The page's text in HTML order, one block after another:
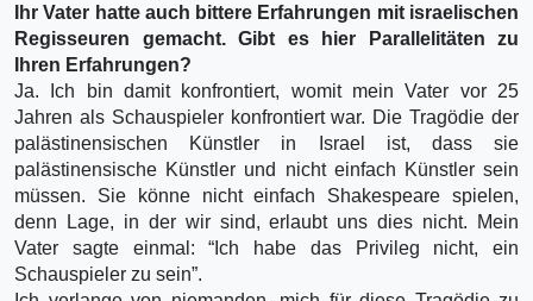
Ihr Vater hatte auch bittere Erfahrungen mit israelischen
Regisseuren gemacht. Gibt es hier Parallelitäten zu
Ihren Erfahrungen?
Ja. Ich bin damit konfrontiert, womit mein Vater vor 25
Jahren als Schauspieler konfrontiert war. Die Tragödie der
palästinensischen Künstler in Israel ist, dass sie
palästinensische Künstler und nicht einfach Künstler sein
müssen. Sie könne nicht einfach Shakespeare spielen,
denn Lage, in der wir sind, erlaubt uns dies nicht. Mein
Vater sagte einmal: “Ich habe das Privileg nicht, ein
Schauspieler zu sein”.